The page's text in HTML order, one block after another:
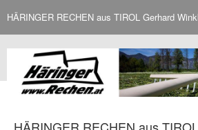
HÄRINGER RECHEN aus TIROL Gerhard